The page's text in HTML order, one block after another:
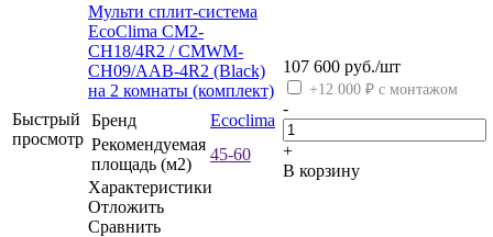
Быстрый
просмотр
Мульти сплит-система
EcoClima CM2-
CH18/4R2 / CMWM-
CH09/AAB-4R2 (Black)
на 2 комнаты (комплект)
Бренд
Ecoclima
Рекомендуемая
площадь (м2)
45-60
Характеристики
Отложить
Сравнить
107 600 руб./шт
+12 000 ₽ с монтажом
-
+
В корзину